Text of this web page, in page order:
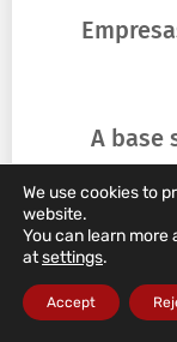
A base
precisa
uma
suporte
We use cookies to
website.
You can learn
atsettings.
Accept